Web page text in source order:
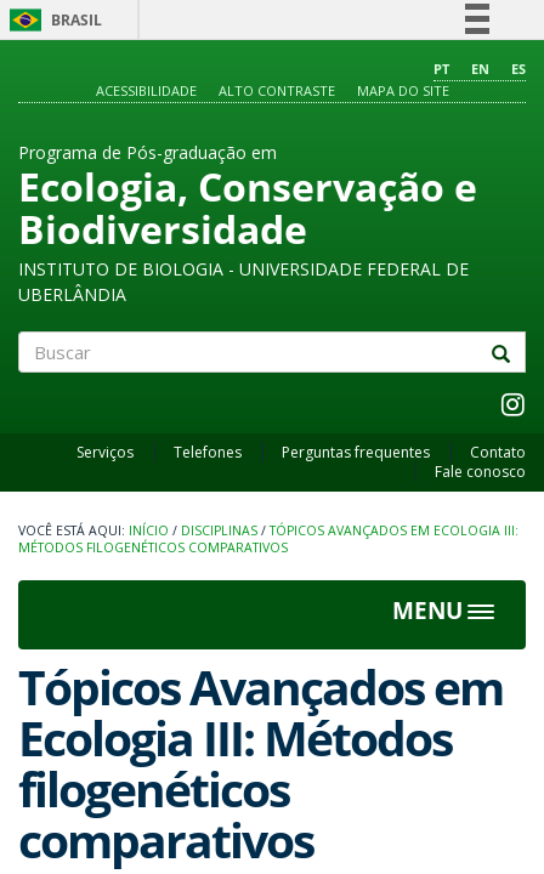
BRASIL
Comunica BR
Acesso à informação
Legislação
PT EN
ES
ACESSIBILIDADE
ALTO CONTRASTE MAPA DO SITE
Programa de Pós-graduação em
Ecologia, Conservação e
Biodiversidade
INSTITUTO DE BIOLOGIA - UNIVERSIDADE FEDERAL DE
UBERLÂNDIA
Serviços Telefones Perguntas frequentes
Contato
Fale conosco
INÍCIO / DISCIPLINAS / TÓPICOS AVANÇADOS EM ECOLOGIA III:
MÉTODOS FILOGENÉTICOS COMPARATIVOS
MENU
Toggle
Tópicos Avançados em
Ecologia III: Métodos
filogenéticos
comparativos